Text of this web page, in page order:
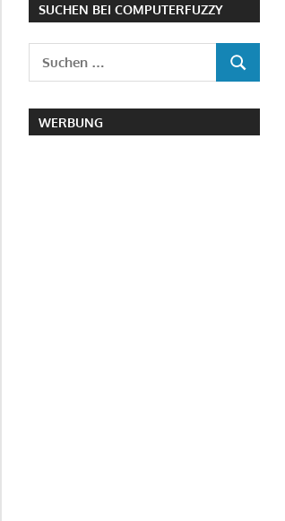
SUCHEN BEI COMPUTERFUZZY
Suchen
nach:
SUCHEN
WERBUNG